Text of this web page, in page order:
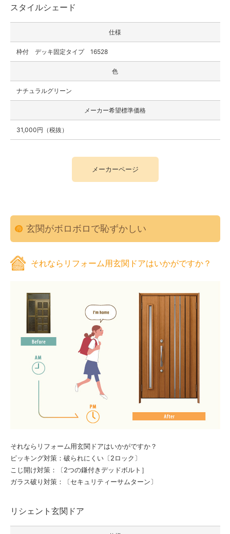
スタイルシェード
仕様
枠付 デッキ固定タイプ 16528
色
ナチュラルグリーン
メーカー希望標準価格
31,000円（税抜）
メーカーページ
玄関がボロボロで恥ずかしい
それならリフォーム用玄関ドアはいかがですか？
それならリフォーム用玄関ドアはいかがですか？
ピッキング対策：破られにくい〔2ロック〕
こじ開け対策：〔2つの鎌付きデッドボルト］
ガラス破り対策：〔セキュリティーサムターン〕
リシェント玄関ドア